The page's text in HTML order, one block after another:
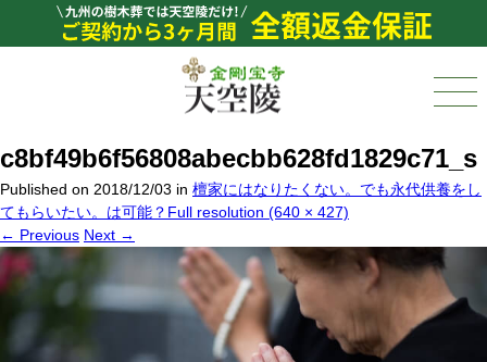
c8bf49b6f56808abecbb628fd1829c71_s
Published on 2018/12/03 in 檀家にはなりたくない。でも永代供養をし
てもらいたい。は可能？ Full resolution (640 × 427)
← Previous Next →